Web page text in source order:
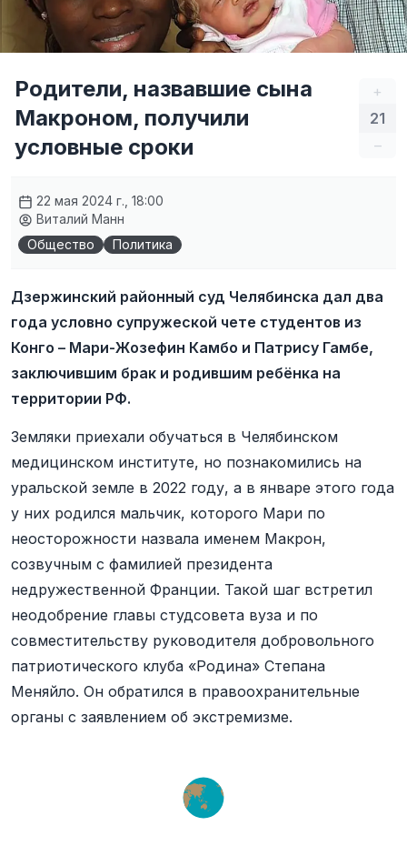
+
21
–
Родители, назвавшие сына
Макроном, получили
условные сроки
22 мая 2024 г., 18:00
Виталий Манн
Общество
Политика
Дзержинский районный суд Челябинска дал два
года условно супружеской чете студентов из
Конго – Мари-Жозефин Камбо и Патрису Гамбе,
заключившим брак и родившим ребёнка на
территории РФ.
Земляки приехали обучаться в Челябинском
медицинском институте, но познакомились на
уральской земле в 2022 году, а в январе этого года
у них родился мальчик, которого Мари по
неосторожности назвала именем Макрон,
созвучным с фамилией президента
недружественной Франции. Такой шаг встретил
неодобрение главы студсовета вуза и по
совместительству руководителя добровольного
патриотического клуба «Родина» Степана
Меняйло. Он обратился в правоохранительные
органы с заявлением об экстремизме.